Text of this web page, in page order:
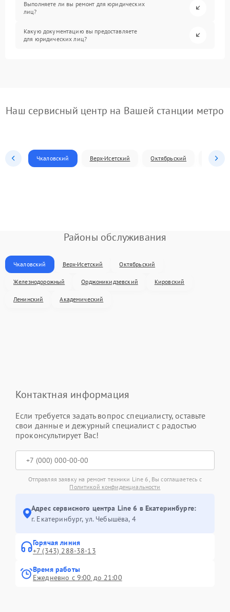
Выполняете ли вы ремонт для юридических
лиц?
Какую документацию вы предоставляете
для юридических лиц?
Наш сервисный центр на Вашей станции метро
Чкаловский Верх-Исетский Октябрьский
Районы обслуживания
Чкаловский Верх-Исетский Октябрьский
Железнодорожный Орджоникидзевский Кировский
Ленинский Академический
Контактная информация
Если требуется задать вопрос специалисту, оставьте
свои данные и дежурный специалист с радостью
проконсультирует Вас!
Отправляя заявку на ремонт техники Line 6, Вы соглашаетесь с
Политикой конфиденциальности
Адрес сервисного центра Line 6 в Екатеринбурге:
г. Екатеринбург, ул. Чебышёва, 4
Горячая линия
+7 (343) 288-38-13
Время работы
Ежедневно с 9:00 до 21:00